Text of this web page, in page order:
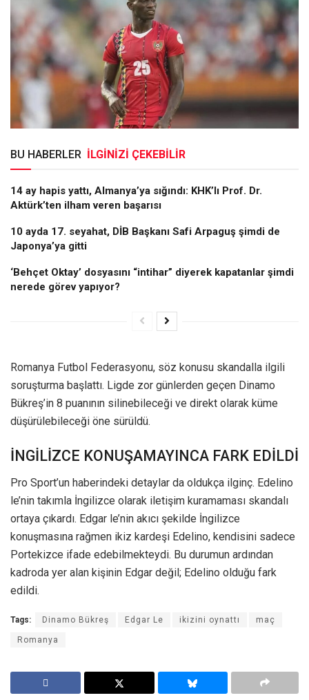
BU HABERLER İLGİNİZİ ÇEKEBİLİR
14 ay hapis yattı, Almanya’ya sığındı: KHK’lı Prof. Dr.
Aktürk’ten ilham veren başarısı
10 ayda 17. seyahat, DİB Başkanı Safi Arpaguş şimdi de
Japonya’ya gitti
‘Behçet Oktay’ dosyasını “intihar” diyerek kapatanlar şimdi
nerede görev yapıyor?
Romanya Futbol Federasyonu, söz konusu skandalla ilgili
soruşturma başlattı. Ligde zor günlerden geçen Dinamo
Bükreş’in 8 puanının silinebileceği ve direkt olarak küme
düşürülebileceği öne sürüldü.
İNGİLİZCE KONUŞAMAYINCA FARK EDİLDİ
Pro Sport’un haberindeki detaylar da oldukça ilginç. Edelino
le’nin takımla İngilizce olarak iletişim kuramaması skandalı
ortaya çıkardı. Edgar le’nin akıcı şekilde İngilizce
konuşmasına rağmen ikiz kardeşi Edelino, kendisini sadece
Portekizce ifade edebilmekteydi. Bu durumun ardından
kadroda yer alan kişinin Edgar değil; Edelino olduğu fark
edildi.
Tags: Dinamo Bükreş Edgar Le ikizini oynattı maç
Romanya